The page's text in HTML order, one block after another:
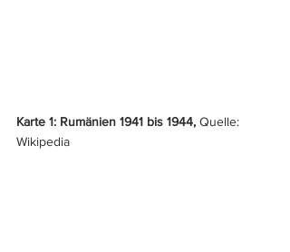
Karte 1: Rumänien 1941 bis 1944, Quelle:
Wikipedia